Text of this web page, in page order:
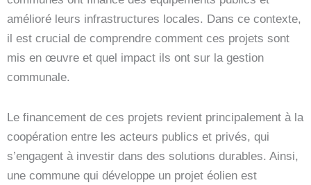
amélioré leurs infrastructures locales. Dans ce contexte,
il est crucial de comprendre comment ces projets sont
mis en œuvre et quel impact ils ont sur la gestion
communale.
Le financement de ces projets revient principalement à la
coopération entre les acteurs publics et privés, qui
s’engagent à investir dans des solutions durables. Ainsi,
une commune qui développe un projet éolien est